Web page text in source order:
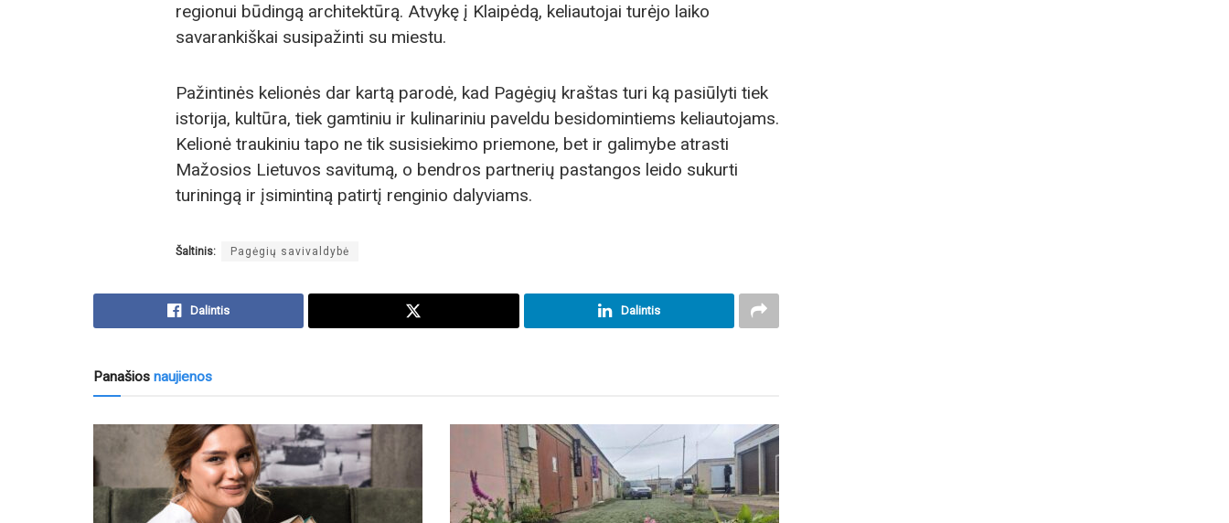
regionui būdingą architektūrą. Atvykę į Klaipėdą, keliautojai turėjo laiko
savarankiškai susipažinti su miestu.
Pažintinės kelionės dar kartą parodė, kad Pagėgių kraštas turi ką pasiūlyti tiek
istorija, kultūra, tiek gamtiniu ir kulinariniu paveldu besidomintiems keliautojams.
Kelionė traukiniu tapo ne tik susisiekimo priemone, bet ir galimybe atrasti
Mažosios Lietuvos savitumą, o bendros partnerių pastangos leido sukurti
turiningą ir įsimintiną patirtį renginio dalyviams.
Šaltinis: Pagėgių savivaldybė
Dalintis Dalintis
Panašios naujienos